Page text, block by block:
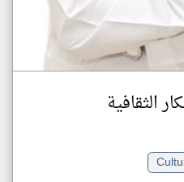
الثقافية